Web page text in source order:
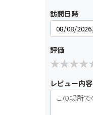
訪問日時
評価
レビュー内容